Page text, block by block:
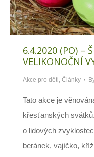
6.4.2020 (PO) –
VELIKONOČNÍ
Akce pro děti, Články
Tato akce je
křesťanských
o lidových
beránek, vajíčko,